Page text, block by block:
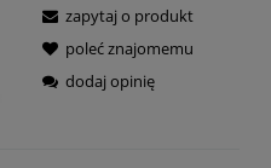
zapytaj o produkt
poleć znajomemu
dodaj opinię